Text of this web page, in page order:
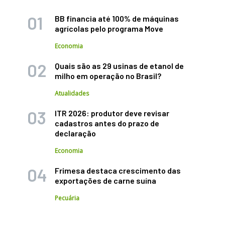
BB financia até 100% de máquinas
agrícolas pelo programa Move
Economia
Quais são as 29 usinas de etanol de
milho em operação no Brasil?
Atualidades
ITR 2026: produtor deve revisar
cadastros antes do prazo de
declaração
Economia
Frimesa destaca crescimento das
exportações de carne suína
Pecuária